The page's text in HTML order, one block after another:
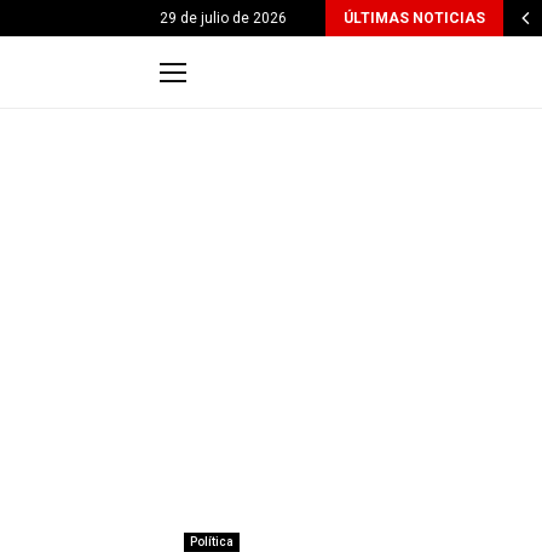
29 de julio de 2026 ÚLTIMAS NOTICIAS
Política